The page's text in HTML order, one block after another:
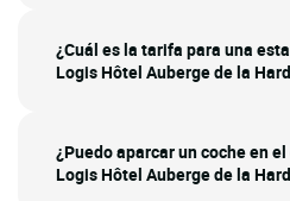
¿Cuál es la tarifa para una
Logis Hôtel Auberge de la
¿Puedo aparcar un coche en
Logis Hôtel Auberge de la